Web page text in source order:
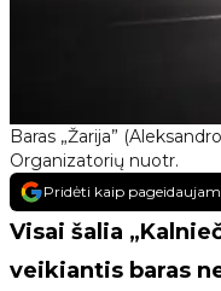
Baras „Žarija”
Organizatorių nuotr.
Pridėti kaip
Visai šalia
veikiantis baras